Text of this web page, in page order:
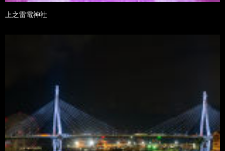
上之雷電神社